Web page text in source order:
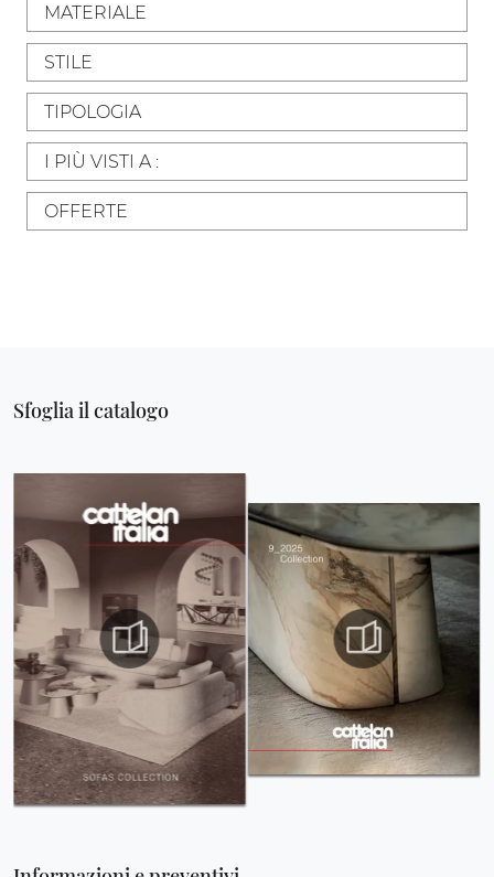
MATERIALE
STILE
TIPOLOGIA
I PIÙ VISTI A :
OFFERTE
Sfoglia il catalogo